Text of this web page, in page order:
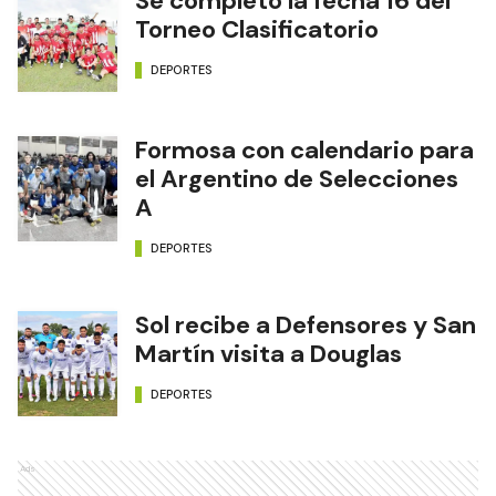
Torneo Clasificatorio
DEPORTES
Formosa con calendario para
el Argentino de Selecciones
A
DEPORTES
Sol recibe a Defensores y San
Martín visita a Douglas
DEPORTES
Ads